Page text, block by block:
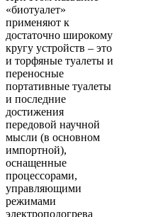
«биотуалет»
применяют к
достаточно широкому
кругу устройств – это
и торфяные туалеты и
переносные
портативные туалеты
и последние
достижения
передовой научной
мысли (в основном
импортной),
оснащенные
процессорами,
управляющими
режимами
электроподогрева